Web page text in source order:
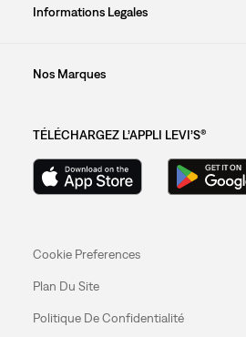
Informations Legales
Nos Marques
TÉLÉCHARGEZ L’APPLI LEVI’S®
Cookie Preferences
Plan Du Site
Politique De Confidentialité